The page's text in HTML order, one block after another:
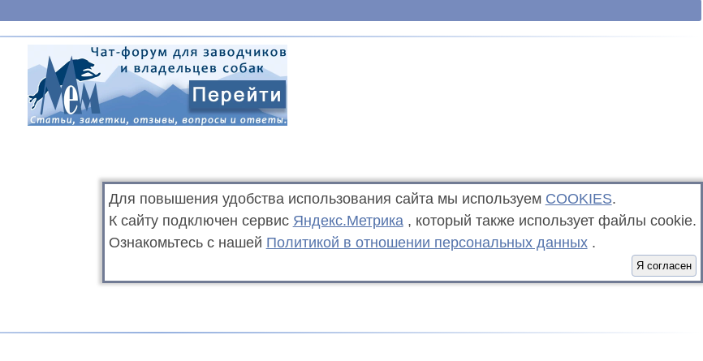
Для повышения удобства использования сайта мы используем COOKIES.
К сайту подключен сервис Яндекс.Метрика , который также использует файлы cookie.
Ознакомьтесь с нашей Политикой в отношении персональных данных .
Я согласен